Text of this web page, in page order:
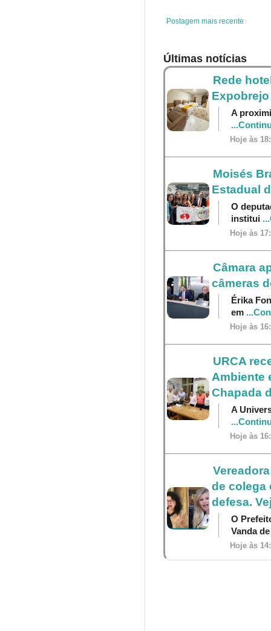
Postagem mais recente
Últimas notícias
Rede
Expobrejo
A
Hoje às
Moisés
Estadual
O
institui
Hoje às
Câmara
câmeras
Érika
em
Hoje às
URCA
Ambiente
Chapada
A
Hoje às
de colega
defesa.
O
Vanda
Hoje às